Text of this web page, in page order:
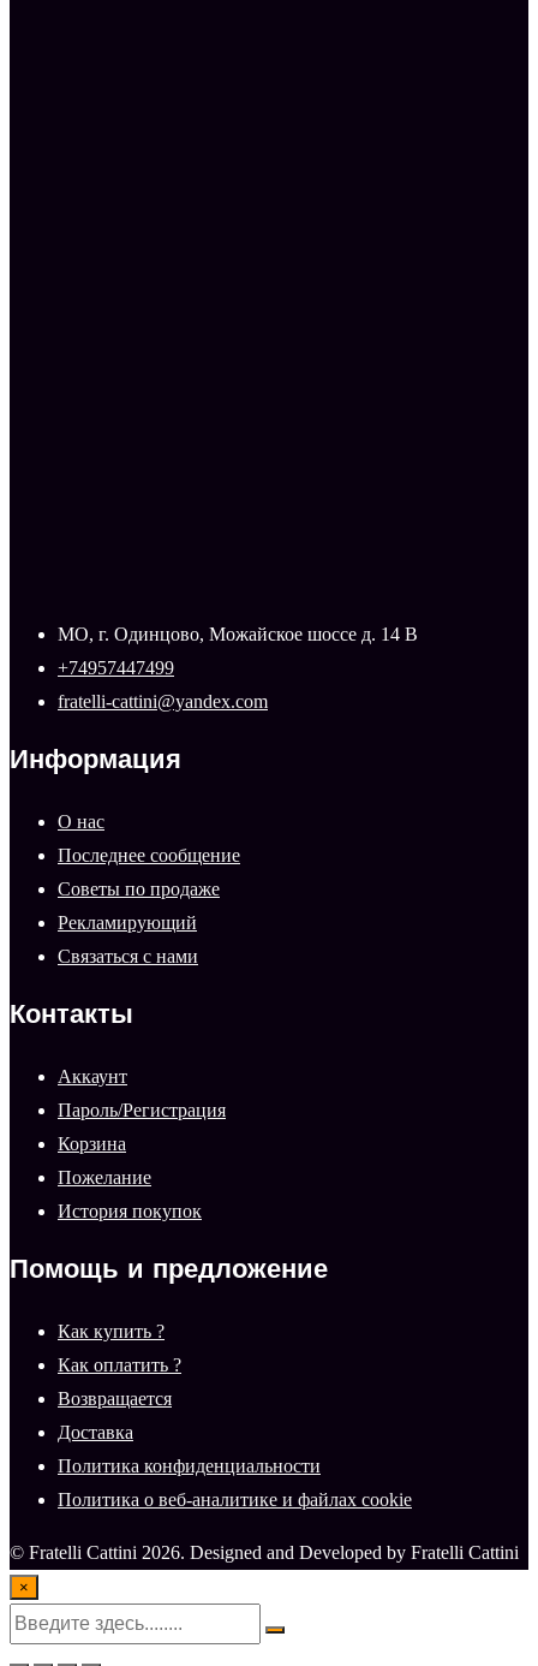
МО, г. Одинцово, Можайское шоссе д. 14 В
+74957447499
fratelli-cattini@yandex.com
Информация
О нас
Последнее сообщение
Советы по продаже
Рекламирующий
Связаться с нами
Контакты
Аккаунт
Пароль/Регистрация
Корзина
Пожелание
История покупок
Помощь и предложение
Как купить ?
Как оплатить ?
Возвращается
Доставка
Политика конфиденциальности
Политика о веб-аналитике и файлах cookie
© Fratelli Cattini 2026. Designed and Developed by Fratelli Cattini
×